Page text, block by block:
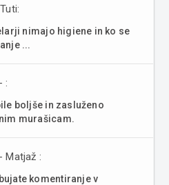
nimajo higiene in ko se
...
:
boljše in zasluženo
murašicam.
Matjaž :
komentiranje v